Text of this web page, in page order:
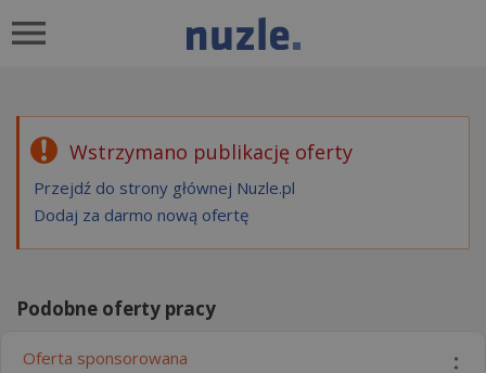
Wstrzymano publikację oferty
Przejdź do strony głównej Nuzle.pl
Dodaj za darmo nową ofertę
Podobne oferty pracy
Oferta sponsorowana